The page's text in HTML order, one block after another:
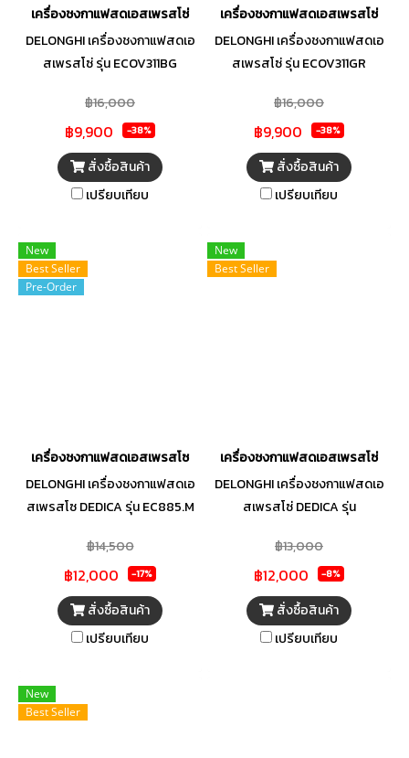
เครื่องชงกาแฟสดเอสเพรสโซ่
DELONGHI เครื่องชงกาแฟสดเอ
สเพรสโซ่ รุ่น ECOV311BG
฿16,000
฿9,900 -38%
สั่งซื้อสินค้า
เปรียบเทียบ
เครื่องชงกาแฟสดเอสเพรสโซ่
DELONGHI เครื่องชงกาแฟสดเอ
สเพรสโซ่ รุ่น ECOV311GR
฿16,000
฿9,900 -38%
สั่งซื้อสินค้า
เปรียบเทียบ
New
Best Seller
Pre-Order
เครื่องชงกาแฟสดเอสเพรสโซ
DELONGHI เครื่องชงกาแฟสดเอ
สเพรสโซ DEDICA รุ่น EC885.M
฿14,500
฿12,000 -17%
สั่งซื้อสินค้า
เปรียบเทียบ
New
Best Seller
เครื่องชงกาแฟสดเอสเพรสโซ่
DELONGHI เครื่องชงกาแฟสดเอ
สเพรสโซ่ DEDICA รุ่น
฿13,000
฿12,000 -8%
สั่งซื้อสินค้า
เปรียบเทียบ
New
Best Seller